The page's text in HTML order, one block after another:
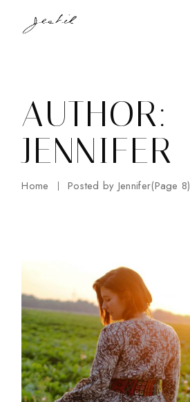
content
AUTHOR:
JENNIFER
Home Posted by Jennifer(Page 8)